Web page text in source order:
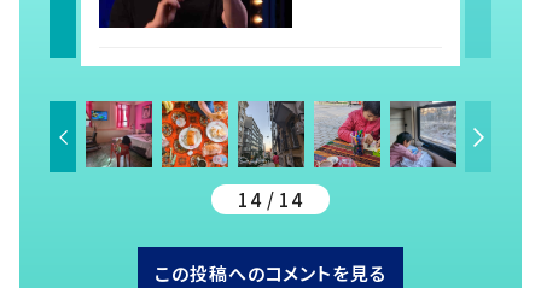
芸人の素顔
14 / 14
この投稿へのコメントを見る